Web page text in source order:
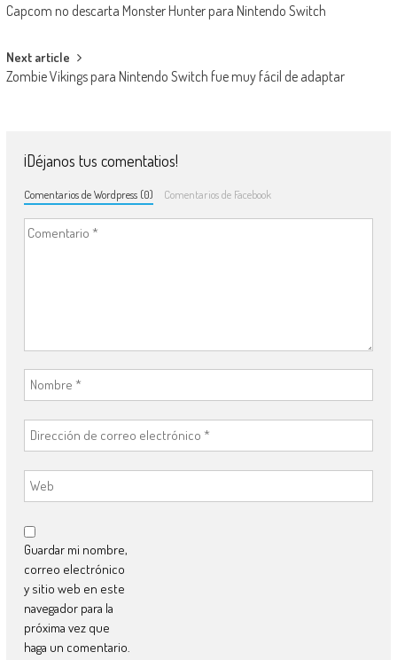
Capcom no descarta Monster Hunter para Nintendo Switch
Next article
Zombie Vikings para Nintendo Switch fue muy fácil de adaptar
¡Déjanos tus comentatios!
Comentarios de Wordpress (0) Comentarios de Facebook
Guardar mi nombre,
correo electrónico
y sitio web en este
navegador para la
próxima vez que
haga un comentario.